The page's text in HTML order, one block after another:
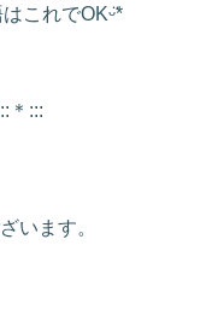
これでOKᵕ̈*
＊:::
います。